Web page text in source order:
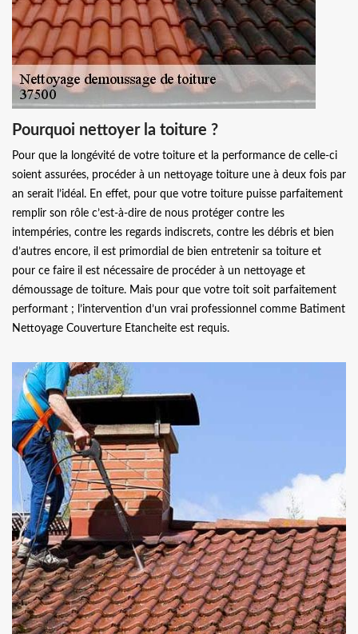
Pourquoi nettoyer la toiture ?
Pour que la longévité de votre toiture et la performance de celle-ci
soient assurées, procéder à un nettoyage toiture une à deux fois par
an serait l’idéal. En effet, pour que votre toiture puisse parfaitement
remplir son rôle c’est-à-dire de nous protéger contre les
intempéries, contre les regards indiscrets, contre les débris et bien
d’autres encore, il est primordial de bien entretenir sa toiture et
pour ce faire il est nécessaire de procéder à un nettoyage et
démoussage de toiture. Mais pour que votre toit soit parfaitement
performant ; l’intervention d’un vrai professionnel comme Batiment
Nettoyage Couverture Etancheite est requis.